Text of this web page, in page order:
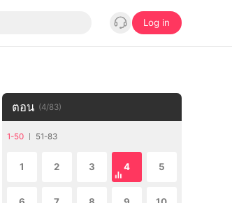
Log in
ตอน (4/83)
1-50 51-83
1 2 3 4 5